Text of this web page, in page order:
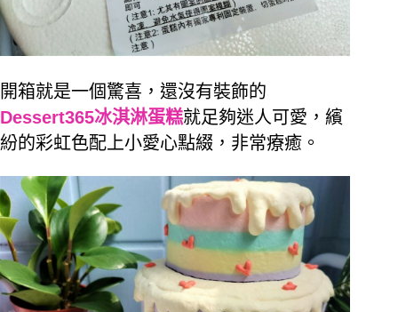
開箱就是一個驚喜，還沒有裝飾的
Dessert365冰淇淋蛋糕就足夠迷人可愛，繽
紛的彩虹色配上小愛心點綴，非常療癒。